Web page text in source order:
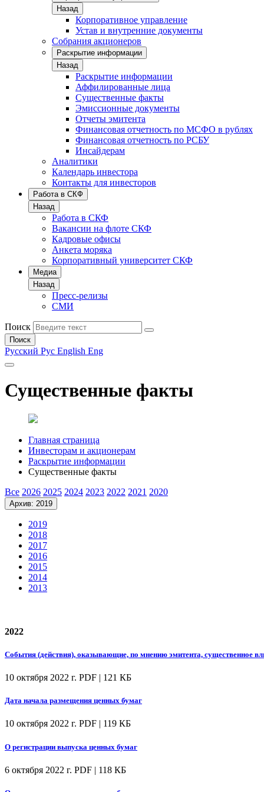
Назад
Корпоративное управление
Устав и внутренние документы
Собрания акционеров
Раскрытие информации
Назад
Раскрытие информации
Аффилированные лица
Существенные факты
Эмиссионные документы
Отчеты эмитента
Финансовая отчетность по МСФО в рублях
Финансовая отчетность по РСБУ
Инсайдерам
Аналитики
Календарь инвестора
Контакты для инвесторов
Работа в СКФ
Назад
Работа в СКФ
Вакансии на флоте СКФ
Кадровые офисы
Анкета моряка
Корпоративный университет СКФ
Медиа
Назад
Пресс-релизы
СМИ
Поиск
Поиск
Русский Рус English Eng
Существенные факты
Главная страница
Инвесторам и акционерам
Раскрытие информации
Существенные факты
Все 2026 2025 2024 2023 2022 2021 2020
Архив: 2019
2019
2018
2017
2016
2015
2014
2013
2022
События (действия), оказывающие, по мнению эмитента, существенное
10 октября 2022 г. PDF | 121 КБ
Дата начала размещения ценных бумаг
10 октября 2022 г. PDF | 119 КБ
О регистрации выпуска ценных бумаг
6 октября 2022 г. PDF | 118 КБ